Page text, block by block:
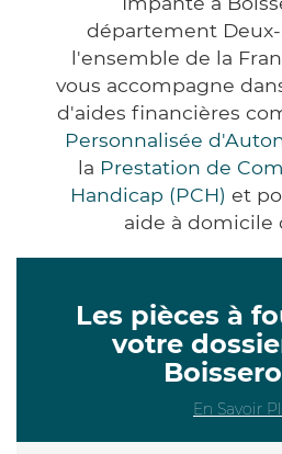
département
l'ensemble de la
vous accompagne
d'aides financières
Personnalisée
la Prestation de
Handicap (PCH) et
aide à domicile
Les pièces à
votre
En Savoir